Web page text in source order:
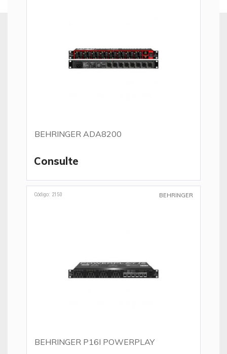
BEHRINGER ADA8200
Consulte
Código: 2150 BEHRINGER
BEHRINGER P16I POWERPLAY